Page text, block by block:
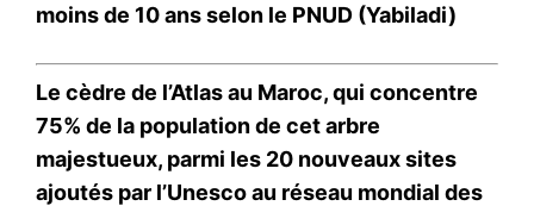
moins de 10 ans selon le PNUD (Yabiladi)
Le cèdre de l’Atlas au Maroc, qui concentre
75% de la population de cet arbre
majestueux, parmi les 20 nouveaux sites
ajoutés par l’Unesco au réseau mondial des